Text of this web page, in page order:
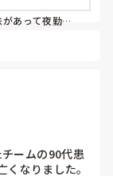
断力も必要に
など、何かあ
です。
あって夜勤を
や上司へ相談
信を持つため
)を模索してルー
ームの90代患
なりました。